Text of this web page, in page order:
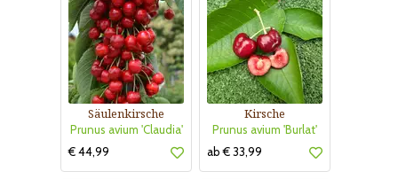
Säulenkirsche
Prunus avium 'Claudia'
€ 44,99
Kirsche
Prunus avium 'Burlat'
ab € 33,99